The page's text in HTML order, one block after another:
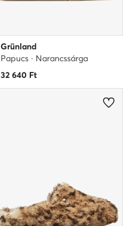
Grünland
Papucs · Narancssárga
32 640 Ft